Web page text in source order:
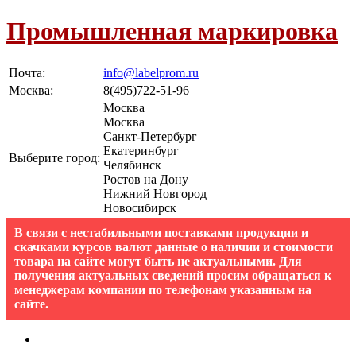
Промышленная маркировка
Почта:
info@labelprom.ru
Москва: 8(495)722-51-96
Выберите город:
Москва
Москва
Санкт-Петербург
Екатеринбург
Челябинск
Ростов на Дону
Нижний Новгород
Новосибирск
В связи с нестабильными поставками продукции и
скачками курсов валют данные о наличии и стоимости
товара на сайте могут быть не актуальными. Для
получения актуальных сведений просим обращаться к
менеджерам компании по телефонам указанным на
сайте.